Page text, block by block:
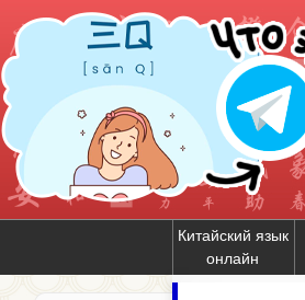
Китайский язык
онлайн